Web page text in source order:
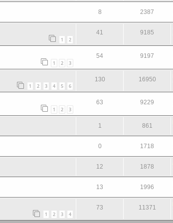
8 2387
1 2
41 9185
1 2 3
54 9197
1 2 3 4 5 6
130 16950
1 2 3
63 9229
1 861
0 1718
12 1878
13 1996
1 2 3 4
73 11371